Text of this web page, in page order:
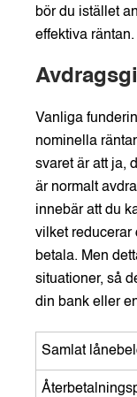
bör du istället
effektiva räntan.
Vanliga
nominella
svaret är att ja,
är normalt
innebär att du
vilket reducerar
betala. Men
situationer, så
din bank eller
Samlat